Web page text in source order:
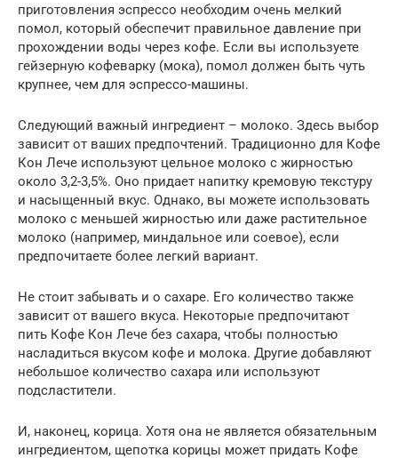
приготовления эспрессо необходим очень мелкий
помол, который обеспечит правильное давление при
прохождении воды через кофе. Если вы используете
гейзерную кофеварку (мока), помол должен быть чуть
крупнее, чем для эспрессо-машины.
Следующий важный ингредиент – молоко. Здесь выбор
зависит от ваших предпочтений. Традиционно для Кофе
Кон Лече используют цельное молоко с жирностью
около 3,2-3,5%. Оно придает напитку кремовую текстуру
и насыщенный вкус. Однако, вы можете использовать
молоко с меньшей жирностью или даже растительное
молоко (например, миндальное или соевое), если
предпочитаете более легкий вариант.
Не стоит забывать и о сахаре. Его количество также
зависит от вашего вкуса. Некоторые предпочитают
пить Кофе Кон Лече без сахара, чтобы полностью
насладиться вкусом кофе и молока. Другие добавляют
небольшое количество сахара или используют
подсластители.
И, наконец, корица. Хотя она не является обязательным
ингредиентом, щепотка корицы может придать Кофе